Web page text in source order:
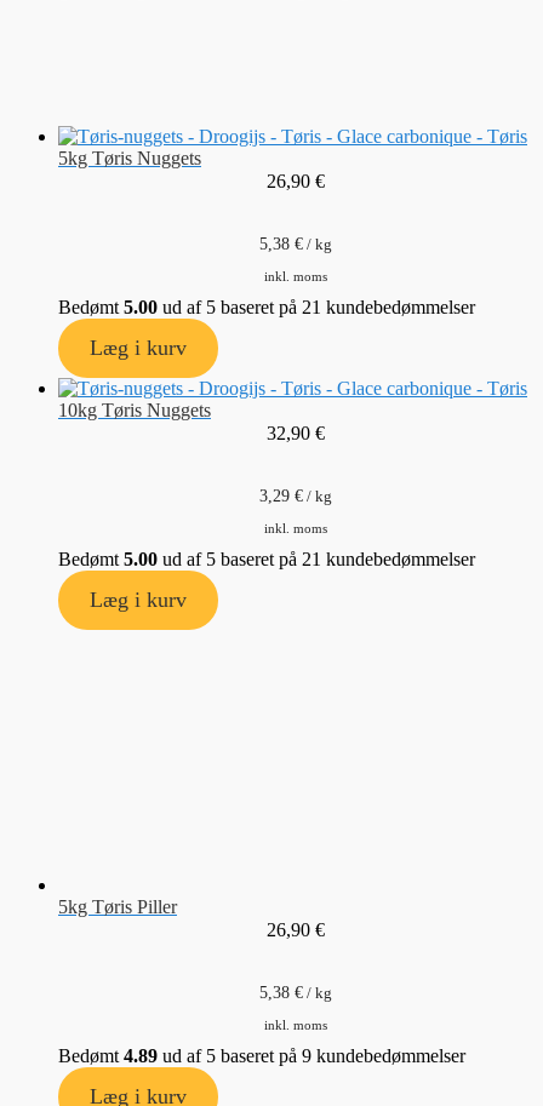
5kg Tøris Nuggets
26,90 €
5,38 € / kg
inkl. moms
Bedømt 5.00 ud af 5 baseret på 21 kundebedømmelser
Læg i kurv
10kg Tøris Nuggets
32,90 €
3,29 € / kg
inkl. moms
Bedømt 5.00 ud af 5 baseret på 21 kundebedømmelser
Læg i kurv
5kg Tøris Piller
26,90 €
5,38 € / kg
inkl. moms
Bedømt 4.89 ud af 5 baseret på 9 kundebedømmelser
Læg i kurv